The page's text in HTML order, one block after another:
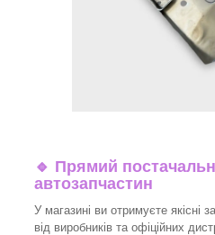
🔹 Прямий
автозапчастин
У магазині ви отримуєте якісні
від виробників та офіційних